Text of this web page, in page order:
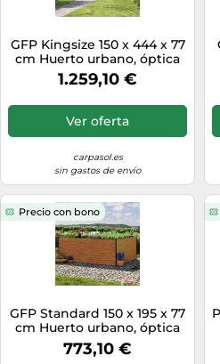
GFP Kingsize 150 x 444 x 77
cm Huerto urbano, óptica
de madera - (GFPV00430)
1.259,10 €
Ver oferta
carpasol.es
sin gastos de envío
Precio con bono
GFP Standard 150 x 195 x 77
cm Huerto urbano, óptica
de madera - (GFPV00352)
773,10 €